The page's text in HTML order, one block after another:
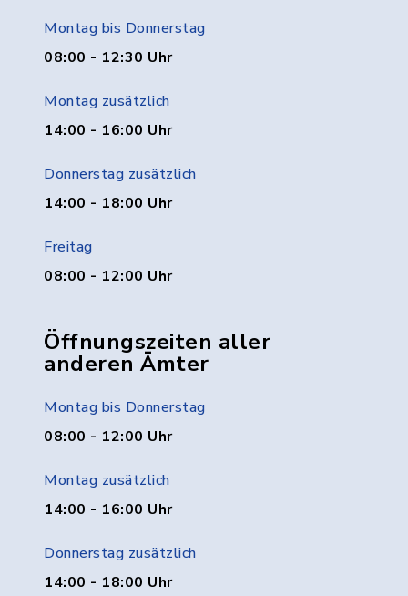
Montag bis Donnerstag
08:00 - 12:30 Uhr
Montag zusätzlich
14:00 - 16:00 Uhr
Donnerstag zusätzlich
14:00 - 18:00 Uhr
Freitag
08:00 - 12:00 Uhr
Öffnungszeiten aller
anderen Ämter
Montag bis Donnerstag
08:00 - 12:00 Uhr
Montag zusätzlich
14:00 - 16:00 Uhr
Donnerstag zusätzlich
14:00 - 18:00 Uhr